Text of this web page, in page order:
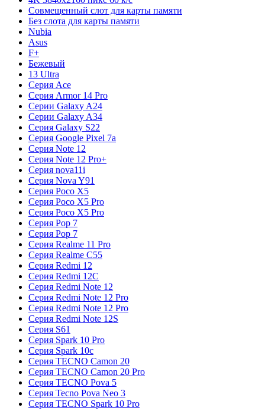
Совмещенный слот для карты памяти
Без слота для карты памяти
Nubia
Asus
F+
Бежевый
13 Ultra
Серия Ace
Серия Armor 14 Pro
Серии Galaxy A24
Серии Galaxy A34
Серия Galaxy S22
Серия Google Pixel 7a
Серия Note 12
Серия Note 12 Pro+
Серия nova11i
Серия Nova Y91
Серия Poco X5
Серия Poco X5 Pro
Серия Poco X5 Pro
Серия Pop 7
Серия Pop 7
Серия Realme 11 Pro
Серия Realme C55
Серия Redmi 12
Серия Redmi 12C
Серия Redmi Note 12
Серия Redmi Note 12 Pro
Серия Redmi Note 12 Pro
Серия Redmi Note 12S
Серия S61
Серия Spark 10 Pro
Серия Spark 10c
Серия TECNO Camon 20
Серия TECNO Camon 20 Pro
Серия TECNO Pova 5
Серия Tecno Pova Neo 3
Серия TECNO Spark 10 Pro